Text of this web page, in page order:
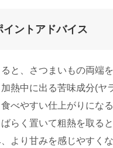
ントアドバイス
と、さつまいもの両端
熱中に出る苦味成分(ヤ
べやすい仕上がりになる
らく置いて粗熱を取る
より甘みを感じやすくな